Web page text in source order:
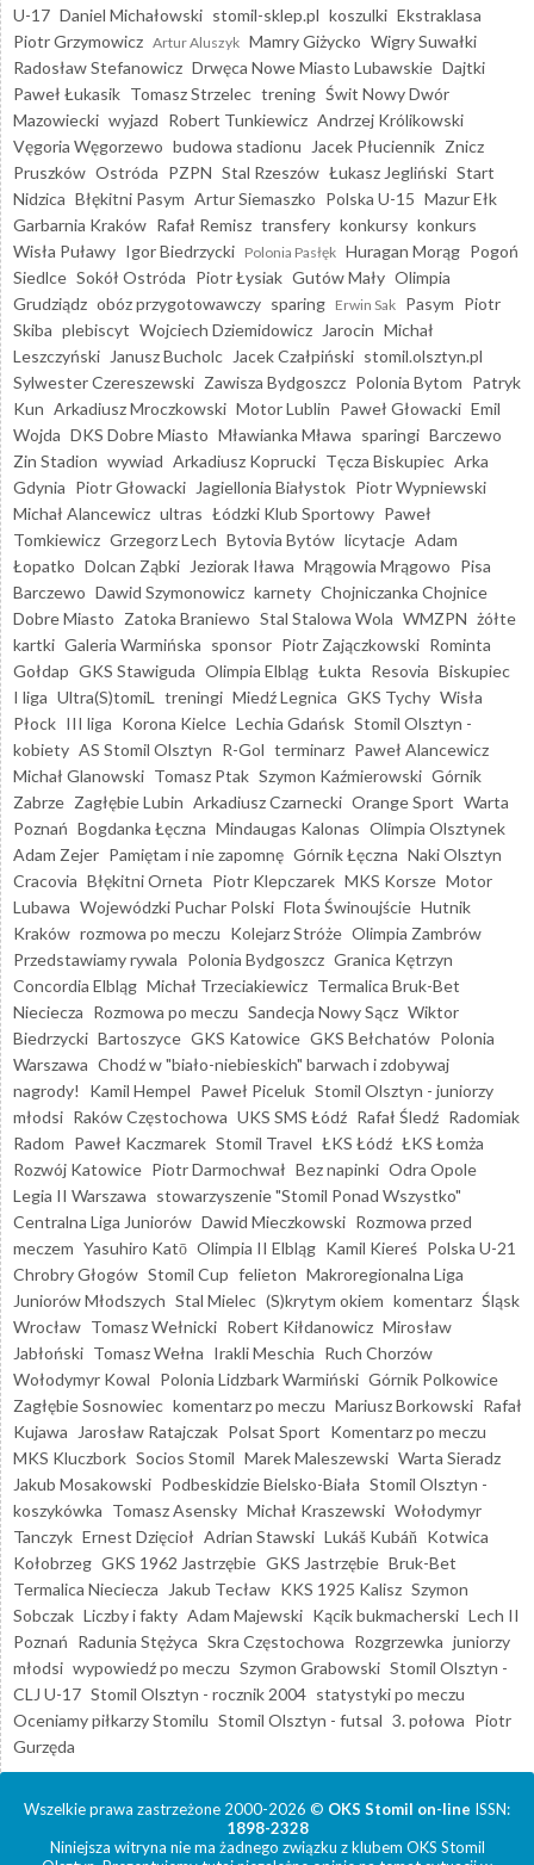
U-17 Daniel Michałowski stomil-sklep.pl koszulki Ekstraklasa
Piotr Grzymowicz Artur Aluszyk Mamry Giżycko Wigry Suwałki
Radosław Stefanowicz Drwęca Nowe Miasto Lubawskie Dajtki
Paweł Łukasik Tomasz Strzelec trening Świt Nowy Dwór
Mazowiecki wyjazd Robert Tunkiewicz Andrzej Królikowski
Vęgoria Węgorzewo budowa stadionu Jacek Płuciennik Znicz
Pruszków Ostróda PZPN Stal Rzeszów Łukasz Jegliński Start
Nidzica Błękitni Pasym Artur Siemaszko Polska U-15 Mazur Ełk
Garbarnia Kraków Rafał Remisz transfery konkursy konkurs
Wisła Puławy Igor Biedrzycki Polonia Pasłęk Huragan Morąg Pogoń
Siedlce Sokół Ostróda Piotr Łysiak Gutów Mały Olimpia
Grudziądz obóz przygotowawczy sparing Erwin Sak Pasym Piotr
Skiba plebiscyt Wojciech Dziemidowicz Jarocin Michał
Leszczyński
Janusz Bucholc Jacek Czałpiński stomil.olsztyn.pl
Sylwester Czereszewski Zawisza Bydgoszcz Polonia Bytom Patryk
Kun Arkadiusz Mroczkowski Motor Lublin Paweł Głowacki Emil
Wojda DKS Dobre Miasto Mławianka Mława sparingi Barczewo
Zin Stadion wywiad Arkadiusz Koprucki Tęcza Biskupiec Arka
Gdynia Piotr Głowacki Jagiellonia Białystok Piotr Wypniewski
Michał Alancewicz ultras Łódzki Klub Sportowy Paweł
Tomkiewicz Grzegorz Lech Bytovia Bytów licytacje Adam
Łopatko Dolcan Ząbki Jeziorak Iława Mrągowia Mrągowo Pisa
Barczewo Dawid Szymonowicz karnety Chojniczanka Chojnice
Dobre Miasto Zatoka Braniewo Stal Stalowa Wola WMZPN żółte
kartki Galeria Warmińska sponsor Piotr Zajączkowski Rominta
Gołdap GKS Stawiguda Olimpia Elbląg Łukta Resovia Biskupiec
I liga Ultra(S)tomiL treningi Miedź Legnica GKS Tychy Wisła
Płock III liga Korona Kielce Lechia Gdańsk Stomil Olsztyn -
kobiety AS Stomil Olsztyn R-Gol terminarz Paweł Alancewicz
Michał Glanowski Tomasz Ptak Szymon Kaźmierowski Górnik
Zabrze Zagłębie Lubin Arkadiusz Czarnecki Orange Sport Warta
Poznań Bogdanka Łęczna Mindaugas Kalonas Olimpia Olsztynek
Adam Zejer Pamiętam i nie zapomnę Górnik Łęczna Naki Olsztyn
Cracovia Błękitni Orneta Piotr Klepczarek MKS Korsze Motor
Lubawa Wojewódzki Puchar Polski Flota Świnoujście Hutnik
Kraków rozmowa po meczu Kolejarz Stróże Olimpia Zambrów
Przedstawiamy rywala Polonia Bydgoszcz Granica Kętrzyn
Concordia Elbląg Michał Trzeciakiewicz Termalica Bruk-Bet
Nieciecza Rozmowa po meczu Sandecja Nowy Sącz Wiktor
Biedrzycki Bartoszyce GKS Katowice GKS Bełchatów Polonia
Warszawa Chodź w "biało-niebieskich" barwach i zdobywaj
nagrody!
Kamil Hempel Paweł Piceluk Stomil Olsztyn - juniorzy
młodsi Raków Częstochowa UKS SMS Łódź Rafał Śledź Radomiak
Radom Paweł Kaczmarek Stomil Travel ŁKS Łódź ŁKS Łomża
Rozwój Katowice Piotr Darmochwał Bez napinki Odra Opole
Legia II Warszawa stowarzyszenie "Stomil Ponad Wszystko"
Centralna Liga Juniorów Dawid Mieczkowski Rozmowa przed
meczem Yasuhiro Katō Olimpia II Elbląg Kamil Kiereś Polska U-21
Chrobry Głogów Stomil Cup felieton Makroregionalna Liga
Juniorów Młodszych Stal Mielec (S)krytym okiem komentarz Śląsk
Wrocław Tomasz Wełnicki Robert Kiłdanowicz Mirosław
Jabłoński Tomasz Wełna Irakli Meschia Ruch Chorzów
Wołodymyr Kowal Polonia Lidzbark Warmiński Górnik Polkowice
Zagłębie Sosnowiec komentarz po meczu Mariusz Borkowski Rafał
Kujawa
Jarosław Ratajczak Polsat Sport Komentarz po meczu
MKS Kluczbork Socios Stomil Marek Maleszewski Warta Sieradz
Jakub Mosakowski Podbeskidzie Bielsko-Biała Stomil Olsztyn -
koszykówka Tomasz Asensky Michał Kraszewski Wołodymyr
Tanczyk Ernest Dzięcioł Adrian Stawski Lukáš Kubáň Kotwica
Kołobrzeg GKS 1962 Jastrzębie GKS Jastrzębie Bruk-Bet
Termalica Nieciecza
Jakub Tecław KKS 1925 Kalisz Szymon
Sobczak Liczby i fakty Adam Majewski Kącik bukmacherski Lech II
Poznań Radunia Stężyca Skra Częstochowa Rozgrzewka juniorzy
młodsi wypowiedź po meczu Szymon Grabowski Stomil Olsztyn -
CLJ U-17 Stomil Olsztyn - rocznik 2004 statystyki po meczu
Oceniamy piłkarzy Stomilu Stomil Olsztyn - futsal 3. połowa Piotr
Gurzęda
Wszelkie prawa zastrzeżone 2000-2026 © OKS Stomil on-line ISSN:
1898-2328
Niniejsza witryna nie ma żadnego związku z klubem OKS Stomil